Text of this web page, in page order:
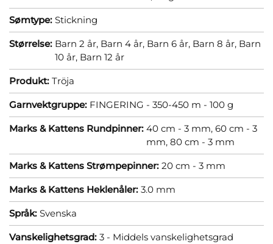
Sømtype: Stickning
Størrelse: Barn 2 år, Barn 4 år, Barn 6 år, Barn 8 år, Barn
10 år, Barn 12 år
Produkt: Tröja
Garnvektgruppe: FINGERING - 350-450 m - 100 g
Marks & Kattens Rundpinner: 40 cm - 3 mm, 60 cm - 3
mm, 80 cm - 3 mm
Marks & Kattens Strømpepinner: 20 cm - 3 mm
Marks & Kattens Heklenåler: 3.0 mm
Språk: Svenska
Vanskelighetsgrad: 3 - Middels vanskelighetsgrad